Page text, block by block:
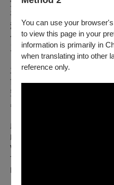
You can use your
to view this page in your
information is primarily in
when translating into other
reference only.
宣傳影像剪輯與製作｜邱条影
平面設計｜林彥志
演出人員｜王肇陽、余彥芳、
仁、陳彥達、程鈺婷、黃宇琳
嵐、鄭尹真、鮑奕安（依照姓
主辦單位｜聚思製造端、身體
協辦單位｜Nassim
贊助單位｜台北市政府文化局
感謝名單｜牯嶺街小劇場、姚立
劇作家｜Nassim Soleimanpour
戲劇構作｜Daniel Brooks and
White Rabbit Red Rabbit was
Theatre in association with
Hoffmann.